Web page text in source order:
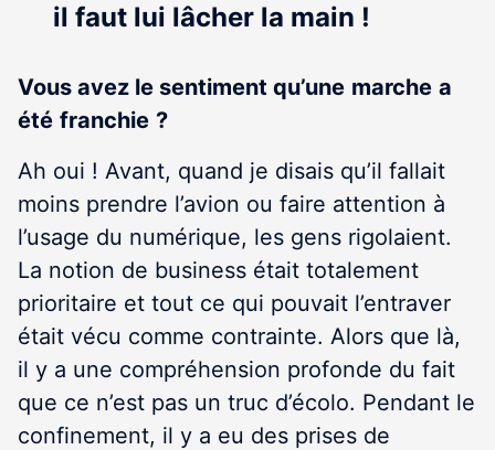
il faut lui lâcher la main !
Vous avez le sentiment qu’une marche a
été franchie ?
Ah oui ! Avant, quand je disais qu’il fallait
moins prendre l’avion ou faire attention à
l’usage du numérique, les gens rigolaient.
La notion de business était totalement
prioritaire et tout ce qui pouvait l’entraver
était vécu comme contrainte. Alors que là,
il y a une compréhension profonde du fait
que ce n’est pas un truc d’écolo. Pendant le
confinement, il y a eu des prises de